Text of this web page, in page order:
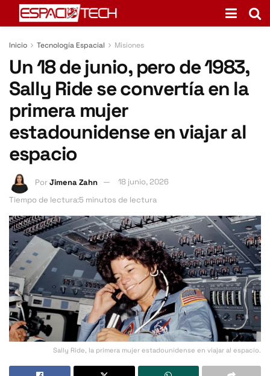
Inicio Tecnología Espacial Misiones
Un 18 de junio, pero de 1983,
Sally Ride se convertía en la
primera mujer
estadounidense en viajar al
espacio
PorJimena Zahn
18 junio, 2026
Tiempo de lectura:5 minutos de lectura
Sally Ride, la primera mujer estadounidense en viajar al espacio.